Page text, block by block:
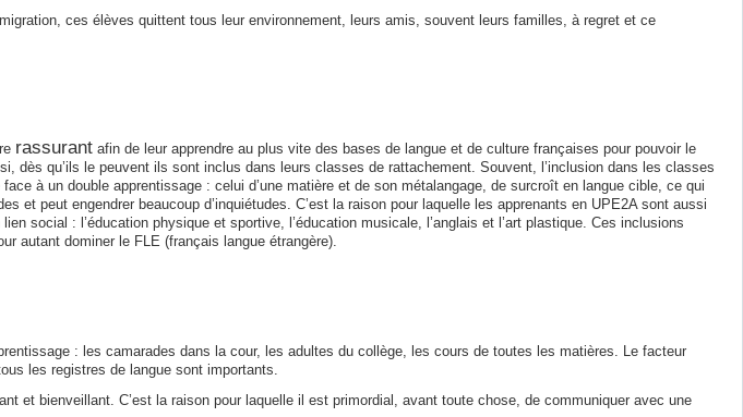
ces élèves quittent tous leur environnement, leurs amis, souvent leurs familles, à regret et ce
rassurant afin de leur apprendre au plus vite des bases de langue et de culture françaises pour pouvoir le
dès qu’ils le peuvent ils sont inclus dans leurs classes de rattachement. Souvent, l’inclusion dans les classes
à un double apprentissage : celui d’une matière et de son métalangage, de surcroît en langue cible, ce qui
et peut engendrer beaucoup d’inquiétudes. C’est la raison pour laquelle les apprenants en UPE2A sont aussi
social : l’éducation physique et sportive, l’éducation musicale, l’anglais et l’art plastique. Ces inclusions
autant dominer le FLE (français langue étrangère).
: les camarades dans la cour, les adultes du collège, les cours de toutes les matières. Le facteur
les registres de langue sont importants.
et bienveillant. C’est la raison pour laquelle il est primordial, avant toute chose, de communiquer avec une